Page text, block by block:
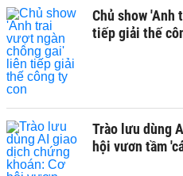
Chủ show 'Anh
tiếp giải thế
Trào lưu dùng
hội vươn tầm